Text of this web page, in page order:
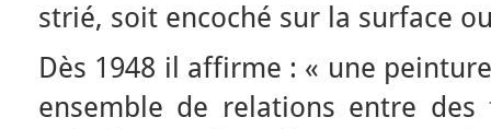
strié, soit encoché sur la surface
Dès 1948 il affirme : « une
ensemble de relations entre des